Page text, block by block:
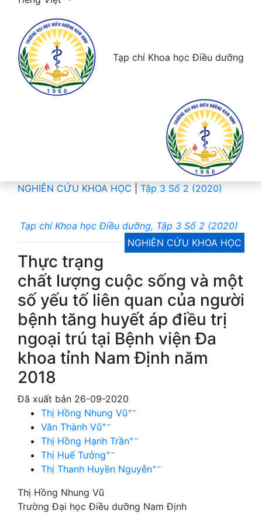
Tạp chí Khoa học Điều dưỡng
NGHIÊN CỨU KHOA HỌC Tập 3 Số 2 (2020)
Tạp chí Khoa học Điều dưỡng, Tập 3 Số 2 (2020)
NGHIÊN CỨU KHOA HỌC
Thực trạng
chất lượng cuộc sống và một
số yếu tố liên quan của người
bệnh tăng huyết áp điều trị
ngoại trú tại Bệnh viện Đa
khoa tỉnh Nam Định năm
2018
Đã xuất bản 26-09-2020
Thị Hồng Nhung Vũ+−
Văn Thành Vũ+−
Thị Hồng Hạnh Trần+−
Thị Huế Tưởng+−
Thị Thanh Huyền Nguyễn+−
Thị Hồng Nhung Vũ
Trường Đại học Điều dưỡng Nam Định